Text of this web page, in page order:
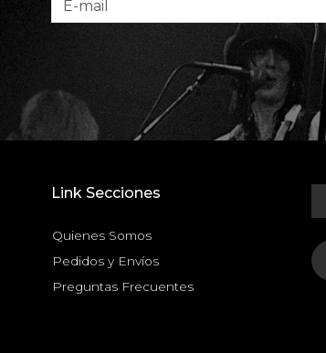
Link Secciones
Quienes Somos
Pedidos y Envíos
Preguntas Frecuentes